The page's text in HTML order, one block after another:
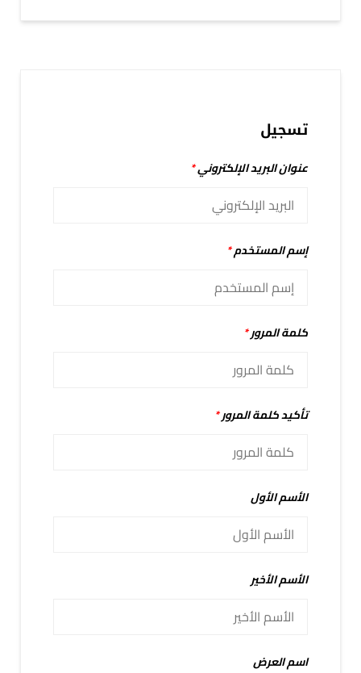
تسجيل
عنوان البريد الإلكتروني*
إسم المستخدم*
كلمة المرور*
تأكيد كلمة المرور*
الأسم الأول
الأسم الأخير
اسم العرض